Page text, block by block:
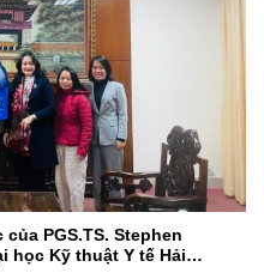
PGS.TS. Stephen
học Kỹ thuật Y tế Hải